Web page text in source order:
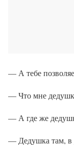
— А тебе
— Что мне
— А где же
— Дедушка там, в